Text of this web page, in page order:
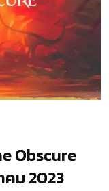
Obscure
คม 2023